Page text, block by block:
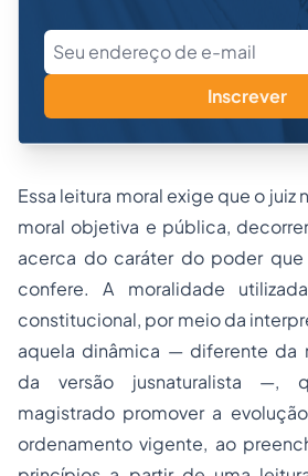
Inscrever
Essa leitura moral exige que o juiz
moral objetiva e pública,
acerca do caráter do poder
confere. A moralidade
constitucional, por meio da
aquela dinâmica — diferente da
da versão jusnaturalista —,
magistrado promover a
ordenamento vigente, ao